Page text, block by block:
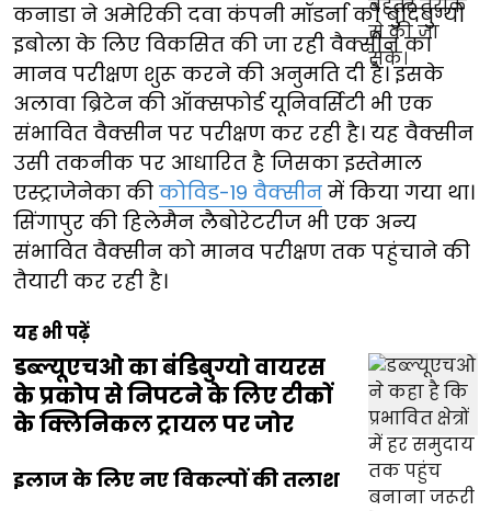
कनाडा ने अमेरिकी दवा कंपनी मॉडर्ना को बुंदिबुग्यो
इबोला के लिए विकसित की जा रही वैक्सीन का
मानव परीक्षण शुरू करने की अनुमति दी है। इसके
अलावा ब्रिटेन की ऑक्सफोर्ड यूनिवर्सिटी भी एक
संभावित वैक्सीन पर परीक्षण कर रही है। यह वैक्सीन
उसी तकनीक पर आधारित है जिसका इस्तेमाल
एस्ट्राजेनेका की कोविड-19 वैक्सीन में किया गया था।
सिंगापुर की हिलेमैन लैबोरेटरीज भी एक अन्य
संभावित वैक्सीन को मानव परीक्षण तक पहुंचाने की
तैयारी कर रही है।
यह भी पढ़ें
डब्ल्यूएचओ का बंडिबुग्यो वायरस
के प्रकोप से निपटने के लिए टीकों
के क्लिनिकल ट्रायल पर जोर
इलाज के लिए नए विकल्पों की तलाश